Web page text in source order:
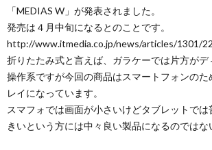
「MEDIAS W」が発表されました。
発売は４月中旬になるとのことです。
http://www.itmedia.co.jp/news/articles/1301/
折りたたみ式と言えば、ガラケーでは片方が
操作系ですが今回の商品はスマートフォンの
レイになっています。
スマフォでは画面が小さいけどタブレットで
きいという方には中々良い製品になるのではな